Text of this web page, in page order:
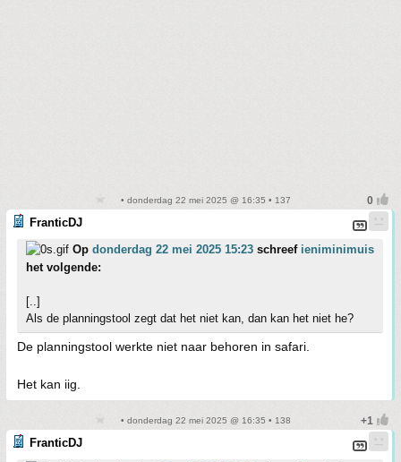
• donderdag 22 mei 2025 @ 16:35 • 137
FranticDJ
Op donderdag 22 mei 2025 15:23 schreef ieniminimuis
het volgende:
[..]
Als de planningstool zegt dat het niet kan, dan kan het niet he?
De planningstool werkte niet naar behoren in safari.
Het kan iig.
• donderdag 22 mei 2025 @ 16:35 • 138
FranticDJ